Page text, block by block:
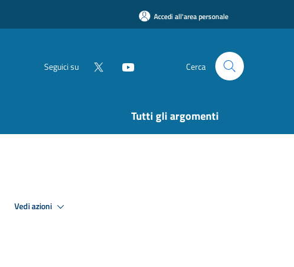
Accedi all'area personale
Seguici su Cerca
Tutti gli argomenti
Vedi azioni